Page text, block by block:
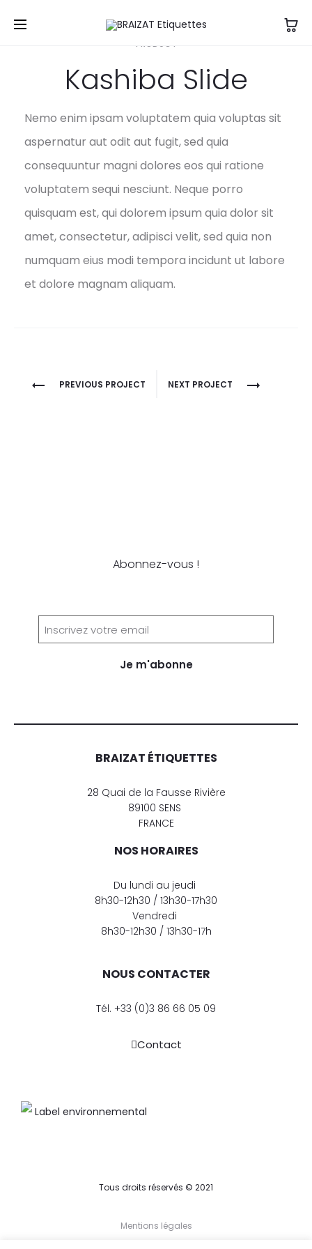
PRODUCT
Kashiba Slide
Nemo enim ipsam voluptatem quia voluptas sit
aspernatur aut odit aut fugit, sed quia
consequuntur magni dolores eos qui ratione
voluptatem sequi nesciunt. Neque porro
quisquam est, qui dolorem ipsum quia dolor sit
amet, consectetur, adipisci velit, sed quia non
numquam eius modi tempora incidunt ut labore
et dolore magnam aliquam.
PREVIOUS PROJECT NEXT PROJECT
Abonnez-vous !
Je m'abonne
BRAIZAT ÉTIQUETTES
28 Quai de la Fausse Rivière
89100 SENS
FRANCE
NOS HORAIRES
Du lundi au jeudi
8h30-12h30 / 13h30-17h30
Vendredi
8h30-12h30 / 13h30-17h
NOUS CONTACTER
Tél. +33 (0)3 86 66 05 09
Contact
Tous droits réservés © 2021
Mentions légales